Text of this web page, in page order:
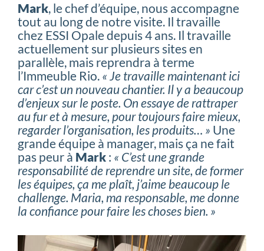
Mark, le chef d’équipe, nous accompagne
tout au long de notre visite. Il travaille
chez ESSI Opale depuis 4 ans. Il travaille
actuellement sur plusieurs sites en
parallèle, mais reprendra à terme
l’Immeuble Rio. « Je travaille maintenant ici
car c’est un nouveau chantier. Il y a beaucoup
d’enjeux sur le poste. On essaye de rattraper
au fur et à mesure, pour toujours faire mieux,
regarder l’organisation, les produits… » Une
grande équipe à manager, mais ça ne fait
pas peur à Mark : « C’est une grande
responsabilité de reprendre un site, de former
les équipes, ça me plaît, j’aime beaucoup le
challenge. Maria, ma responsable, me donne
la confiance pour faire les choses bien. »